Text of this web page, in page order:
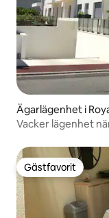
Ägarlägenhet i
Vacker lägenhet
Gästfavorit
Gästfavorit